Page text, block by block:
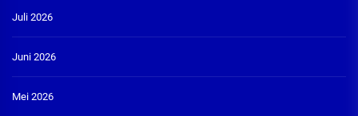
Juli 2026
Juni 2026
Mei 2026